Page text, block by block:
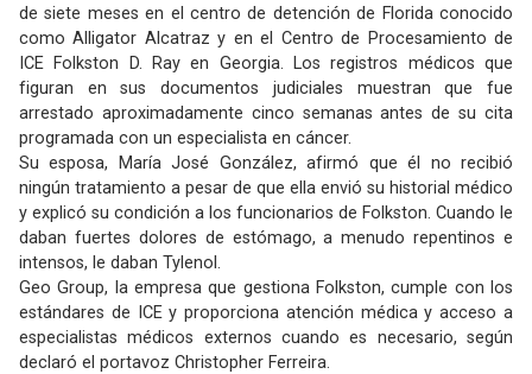
de siete meses en el centro de detención de Florida conocido
como Alligator Alcatraz y en el Centro de Procesamiento de
ICE Folkston D. Ray en Georgia. Los registros médicos que
figuran en sus documentos judiciales muestran que fue
arrestado aproximadamente cinco semanas antes de su cita
programada con un especialista en cáncer.
Su esposa, María José González, afirmó que él no recibió
ningún tratamiento a pesar de que ella envió su historial médico
y explicó su condición a los funcionarios de Folkston. Cuando le
daban fuertes dolores de estómago, a menudo repentinos e
intensos, le daban Tylenol.
Geo Group, la empresa que gestiona Folkston, cumple con los
estándares de ICE y proporciona atención médica y acceso a
especialistas médicos externos cuando es necesario, según
declaró el portavoz Christopher Ferreira.